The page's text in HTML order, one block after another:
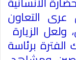
التعاون
الزيارة
الفترة برئاسة